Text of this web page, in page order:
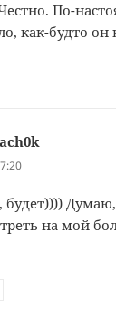
По-
как-будто он
будет))))
на мой